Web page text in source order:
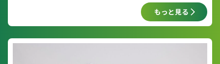
開催して今年で13回目です。 コンサートの収益
もっと見る